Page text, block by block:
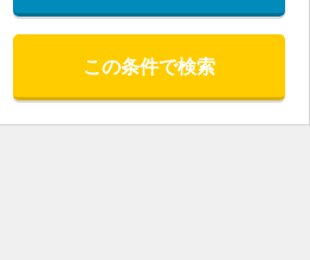
この条件で検索